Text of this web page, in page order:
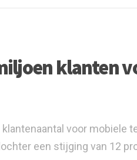
klanten
voor mobiele
een stijging van 12